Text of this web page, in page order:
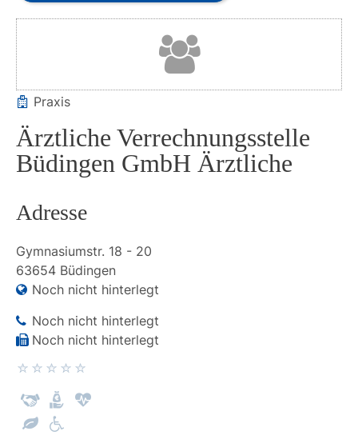
Praxis
Ärztliche Verrechnungsstelle
Büdingen GmbH Ärztliche
Adresse
Gymnasiumstr. 18 - 20
63654 Büdingen
Noch nicht hinterlegt
Noch nicht hinterlegt
Noch nicht hinterlegt